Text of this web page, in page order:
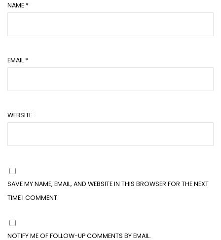
NAME *
EMAIL *
WEBSITE
SAVE MY NAME, EMAIL, AND WEBSITE IN THIS BROWSER FOR THE NEXT
TIME I COMMENT.
NOTIFY ME OF FOLLOW-UP COMMENTS BY EMAIL.